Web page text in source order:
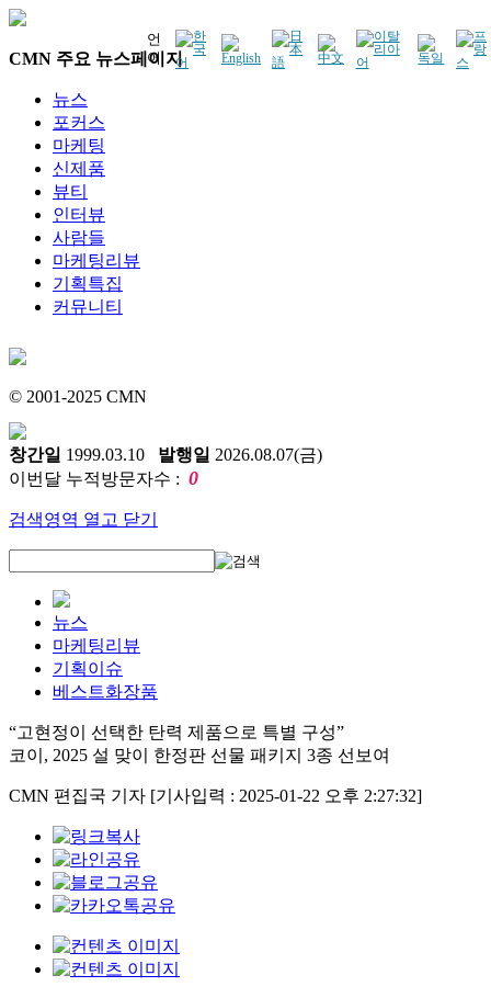
언
어
CMN 주요 뉴스페이지
뉴스
포커스
마케팅
신제품
뷰티
인터뷰
사람들
마케팅리뷰
기획특집
커뮤니티
© 2001-2025 CMN
창간일 1999.03.10 발행일 2026.08.07(금)
이번달 누적방문자수 : 0
검색영역 열고 닫기
뉴스
마케팅리뷰
기획이슈
베스트화장품
“고현정이 선택한 탄력 제품으로 특별 구성”
코이, 2025 설 맞이 한정판 선물 패키지 3종 선보여
CMN 편집국 기자 [기사입력 : 2025-01-22 오후 2:27:32]